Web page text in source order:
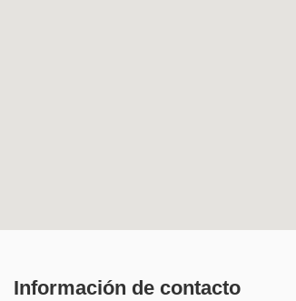
Información de contacto